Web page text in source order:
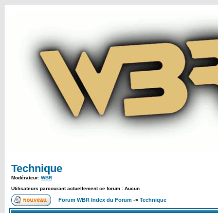
Technique
Modérateur: WBR
Utilisateurs parcourant actuellement ce forum : Aucun
Forum WBR Index du Forum -> Technique